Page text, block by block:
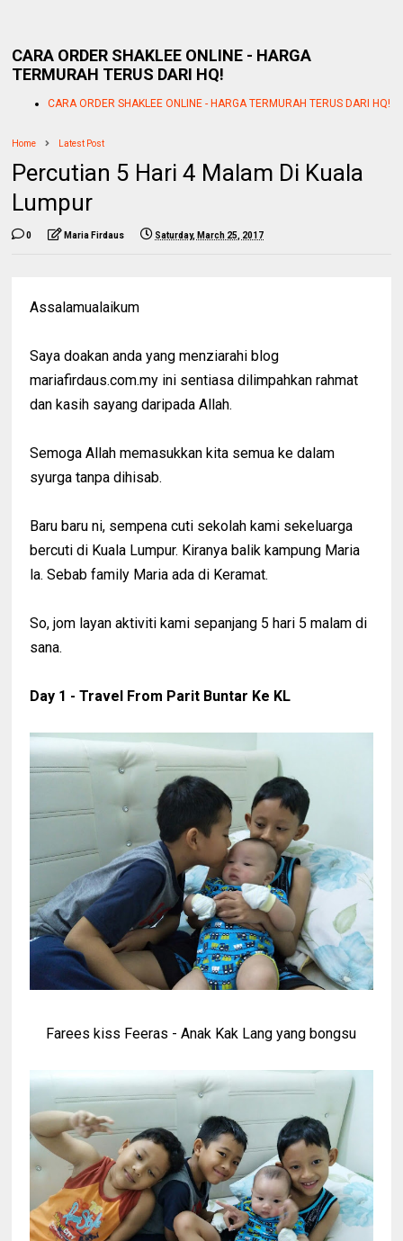
CARA ORDER SHAKLEE ONLINE - HARGA
TERMURAH TERUS DARI HQ!
CARA ORDER SHAKLEE ONLINE - HARGA TERMURAH TERUS DARI HQ!
Home Latest Post
Percutian 5 Hari 4 Malam Di Kuala
Lumpur
0 Maria Firdaus Saturday, March 25, 2017
Assalamualaikum
Saya doakan anda yang menziarahi blog
mariafirdaus.com.my ini sentiasa dilimpahkan rahmat
dan kasih sayang daripada Allah.
Semoga Allah memasukkan kita semua ke dalam
syurga tanpa dihisab.
Baru baru ni, sempena cuti sekolah kami sekeluarga
bercuti di Kuala Lumpur. Kiranya balik kampung Maria
la. Sebab family Maria ada di Keramat.
So, jom layan aktiviti kami sepanjang 5 hari 5 malam di
sana.
Day 1 - Travel From Parit Buntar Ke KL
Farees kiss Feeras - Anak Kak Lang yang bongsu